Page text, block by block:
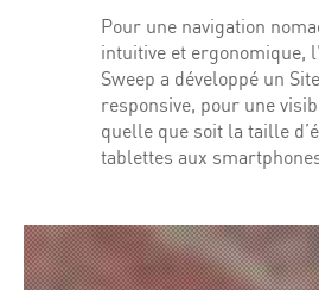
Pour une navigation
intuitive et ergonomique,
Sweep a développé un
responsive, pour une
quelle que soit la taille
tablettes aux